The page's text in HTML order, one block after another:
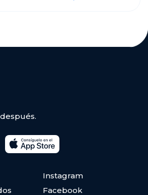
Instagram
Facebook